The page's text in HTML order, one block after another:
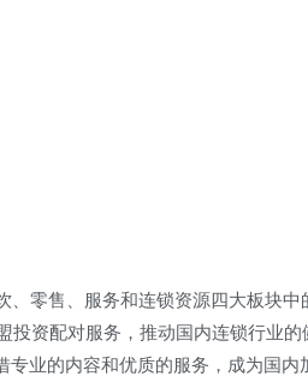
零售、服务和连锁资源四大板块中
资配对服务，推动国内连锁行业的
业的内容和优质的服务，成为国内